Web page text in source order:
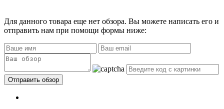
Для данного товара еще нет обзора. Вы можете написать его и
отправить нам при помощи формы ниже: